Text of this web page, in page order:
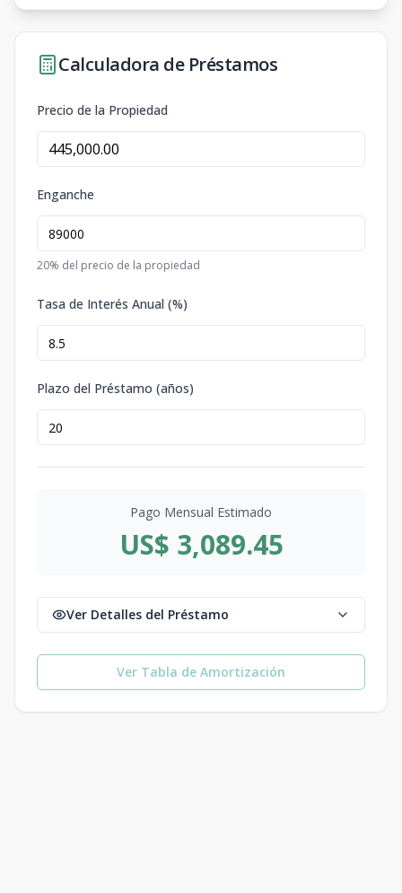
Calculadora de Préstamos
Precio de la Propiedad
Enganche
20% del precio de la propiedad
Tasa de Interés Anual (%)
Plazo del Préstamo (años)
Pago Mensual Estimado
US$ 3,089.45
Ver Detalles del Préstamo
Ver Tabla de Amortización